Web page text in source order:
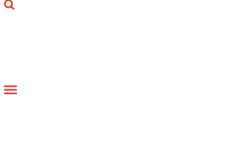
Toggle